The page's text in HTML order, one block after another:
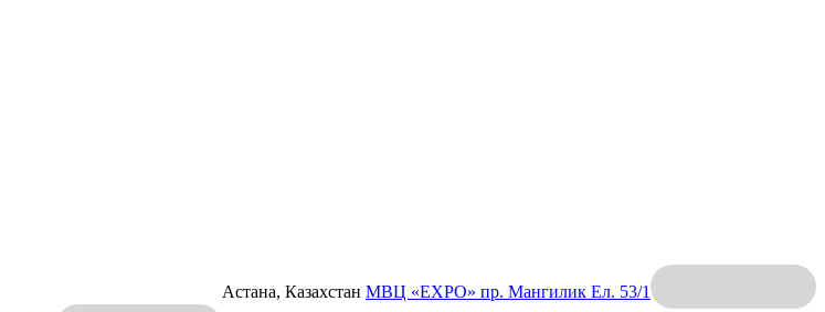
Астана, Казахстан МВЦ «EXPO» пр. Мангилик Ел. 53/1